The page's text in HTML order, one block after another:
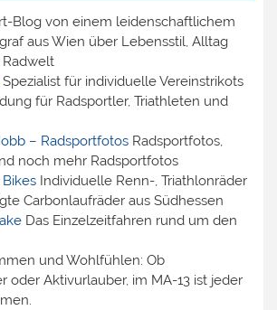
Blog von einem leidenschaftlichem
aus Wien über Lebensstil, Alltag
Radwelt
für individuelle Vereinstrikots
für Radsportler, Triathleten und
– RadsportfotosRadsportfotos,
noch mehr Radsportfotos
Individuelle Renn-, Triathlonräder
Carbonlaufräder aus Südhessen
Das Einzelzeitfahren rund um den
und Wohlfühlen: Ob
oder Aktivurlauber, im MA-13 ist jeder